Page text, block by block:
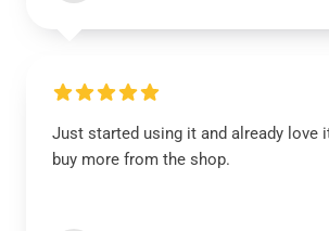
Just started using it and already love
buy more from the shop.